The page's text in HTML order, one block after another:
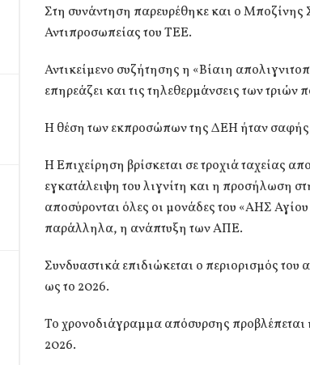
Στη συνάντηση παρευρέθηκε και ο Μποζίνης
Αντιπροσωπείας του ΤΕΕ.
Αντικείμενο συζήτησης η «Βίαιη
επηρεάζει και τις τηλεθερμάνσεις των τριών
Η θέση των εκπροσώπων της ΔΕΗ ήταν
Η Επιχείρηση βρίσκεται σε τροχιά ταχείας
εγκατάλειψη του λιγνίτη και η προσήλωση
αποσύρονται όλες οι μονάδες του «ΑΗΣ
παράλληλα, η ανάπτυξη των ΑΠΕ.
Συνδυαστικά επιδιώκεται ο περιορισμός
ως το 2026.
Το χρονοδιάγραμμα απόσυρσης προβλέπεται
2026.